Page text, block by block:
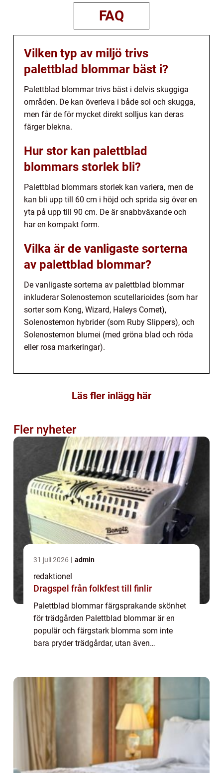
FAQ
Vilken typ av miljö trivs
palettblad blommar bäst i?
Palettblad blommar trivs bäst i delvis skuggiga
områden. De kan överleva i både sol och skugga,
men får de för mycket direkt solljus kan deras
färger blekna.
Hur stor kan palettblad
blommars storlek bli?
Palettblad blommars storlek kan variera, men de
kan bli upp till 60 cm i höjd och sprida sig över en
yta på upp till 90 cm. De är snabbväxande och
har en kompakt form.
Vilka är de vanligaste sorterna
av palettblad blommar?
De vanligaste sorterna av palettblad blommar
inkluderar Solenostemon scutellarioides (som har
sorter som Kong, Wizard, Haleys Comet),
Solenostemon hybrider (som Ruby Slippers), och
Solenostemon blumei (med gröna blad och röda
eller rosa markeringar).
Läs fler inlägg här
Fler nyheter
31 juli 2026 admin
redaktionel
Dragspel från folkfest till finlir
Palettblad blommar färgsprakande skönhet
för trädgården Palettblad blommar är en
populär och färgstark blomma som inte
bara pryder trädgårdar, utan även